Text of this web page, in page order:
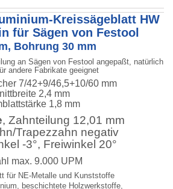
Kreissägeblatt HW
für Sägen von Festool
Bohrung 30 mm
an Sägen von Festool angepaßt, natürlich
andere Fabrikate geeignet
7/42+9/46,5+10/60 mm
2,4 mm
1,8 mm
, Zahnteilung 12,01 mm
Trapezzahn negativ
-3°, Freiwinkel 20°
max. 9.000 UPM
für NE-Metalle und Kunststoffe
beschichtete Holzwerkstoffe,